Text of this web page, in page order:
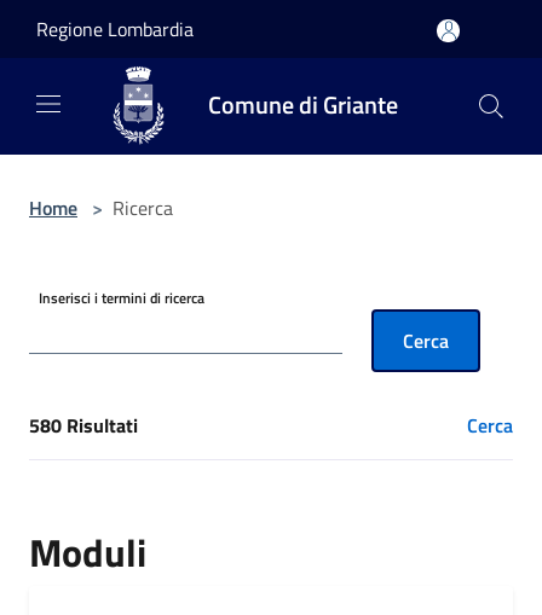
Regione Lombardia
Comune di Griante
Home > Ricerca
Inserisci i termini di ricerca
Cerca
[results] Risultati
580 Risultati Cerca
Moduli